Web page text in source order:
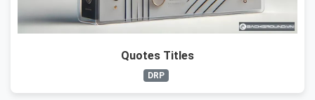
Quotes Titles
DRP